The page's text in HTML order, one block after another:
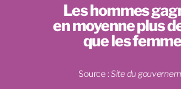
Les hommes
en moyenne plus
que les
Source :Site du